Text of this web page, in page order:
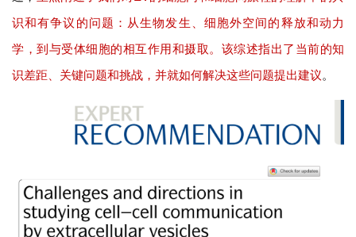
识和有争议的问题：从生物发生、细胞外空间的释放和动力
学，到与受体细胞的相互作用和摄取。该综述指出了当前的知
识差距、关键问题和挑战，并就如何解决这些问题提出建议。